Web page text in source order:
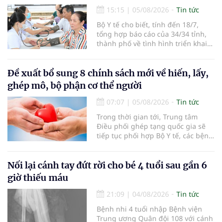
15:15 | 05/08/2026
Tin tức
Bộ Y tế cho biết, tính đến 18/7,
tổng hợp báo cáo của 34/34 tỉnh,
thành phố về tình hình triển khai
nhận 32.286.360 người, chiếm gần
30% dân số cả nước đã được khám
sức khỏe định kỳ năm nay.
Đề xuất bổ sung 8 chính sách mới về hiến, lấy,
ghép mô, bộ phận cơ thể người
07:07 | 05/08/2026
Tin tức
Trong thời gian tới, Trung tâm
Điều phối ghép tạng quốc gia sẽ
tiếp tục phối hợp Bộ Y tế, các bệnh
cường truyền thông, hoàn thiện
quy trình chuyên môn và hệ thống
hiến và ghép mô tạng.
Nối lại cánh tay đứt rời cho bé 4 tuổi sau gần 6
giờ thiếu máu
21:09 | 04/08/2026
Tin tức
Bệnh nhi 4 tuổi nhập Bệnh viện
Trung ương Quân đội 108 với cánh